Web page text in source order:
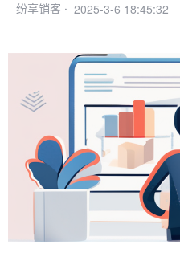
纷享销客 · 2025-3-6 18:45:32